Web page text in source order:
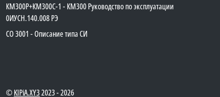
КМ300Р+КМ300С-1 - КМ300 Руководство по эксплуатации
0ИУСН.140.008 РЭ
СО 3001 - Описание типа СИ
©KIPiA.XY32023 - 2026